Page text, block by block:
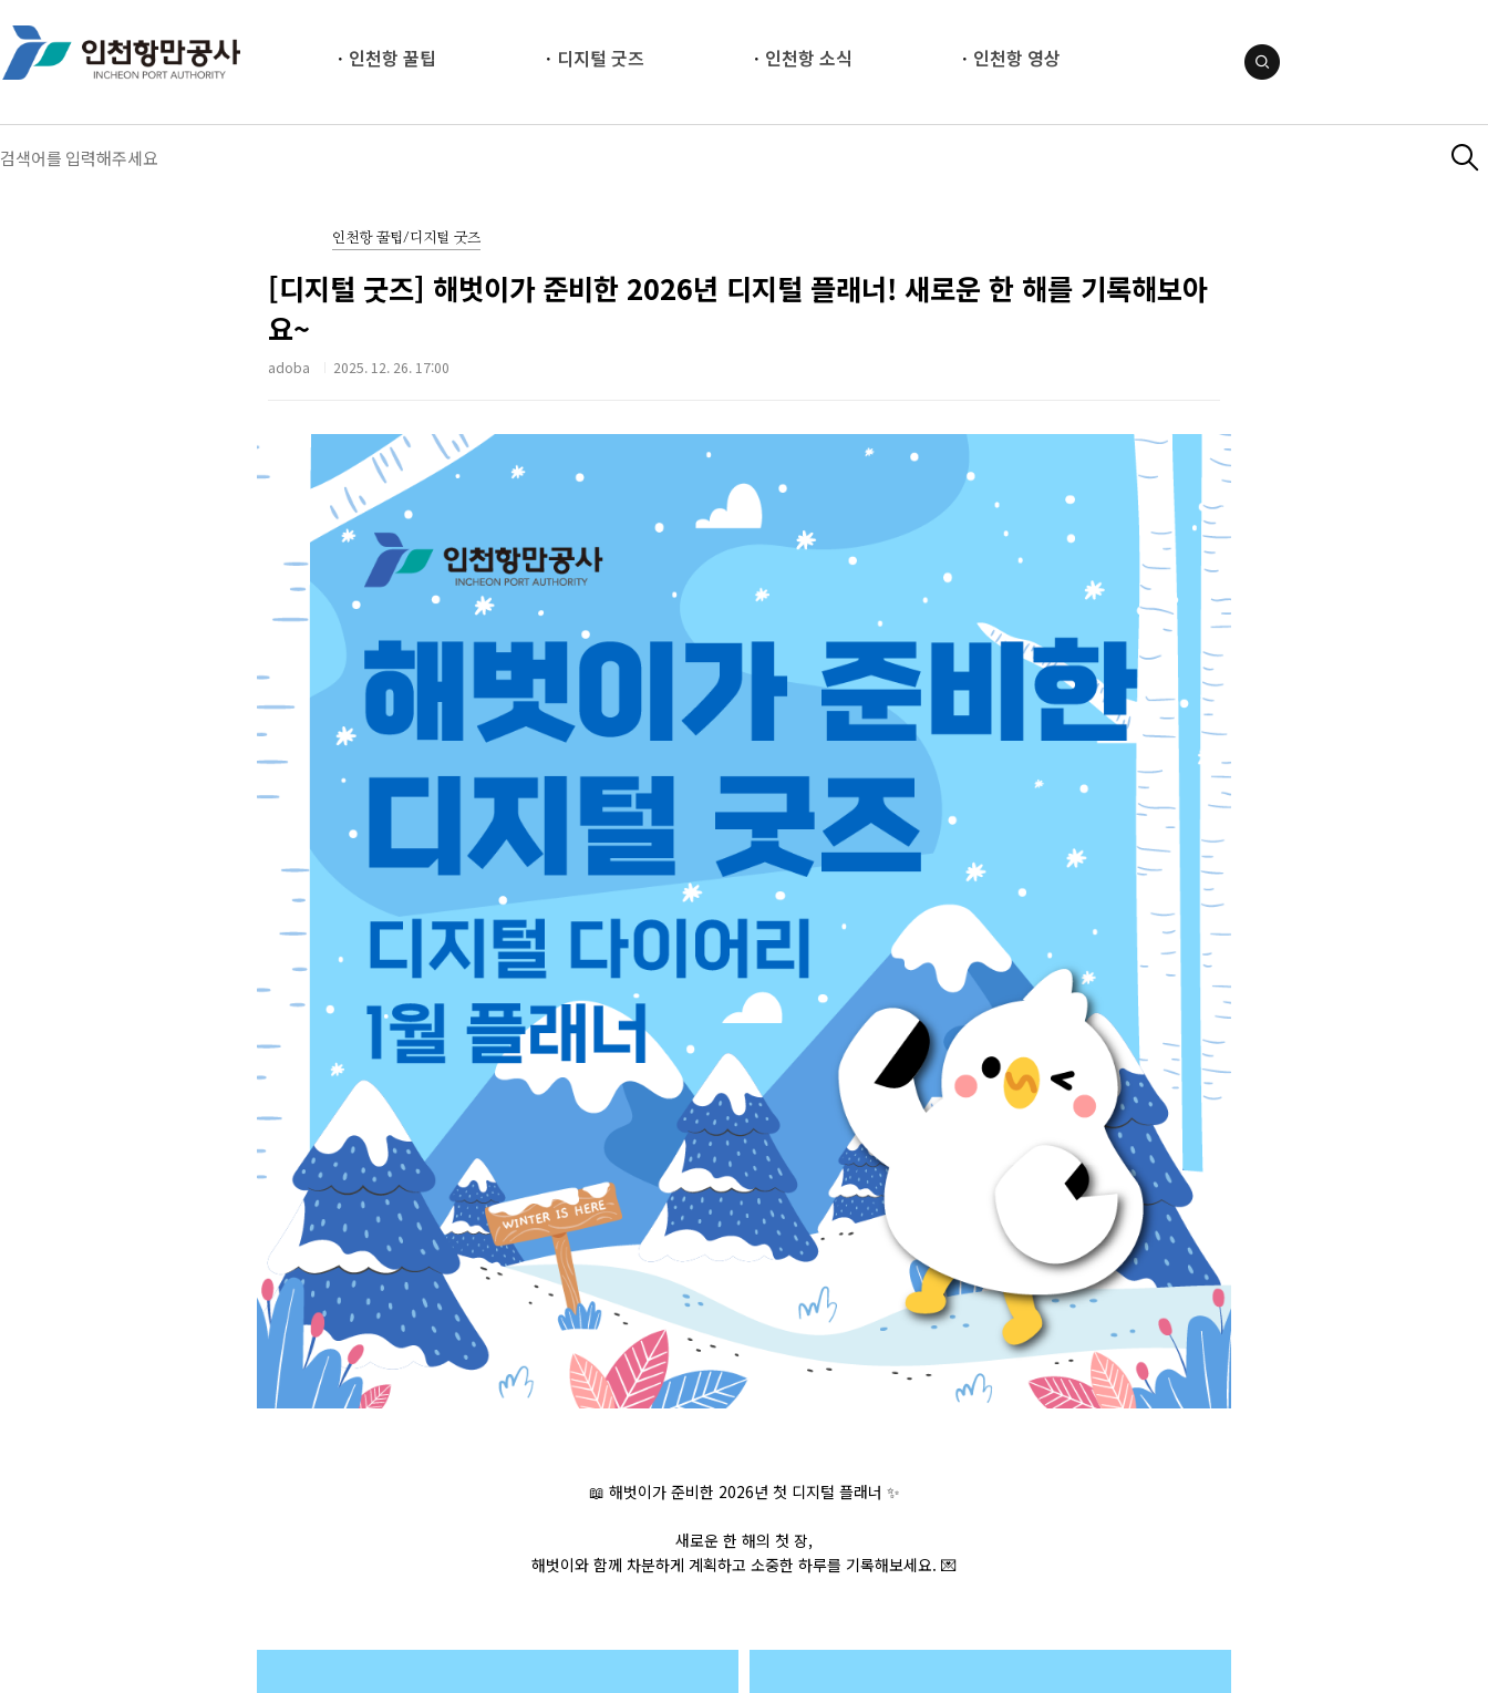
인천항 꿀팁 디지털 굿즈 인천항 소식 인천항 영상
인천항 꿀팁/디지털 굿즈
[디지털 굿즈] 해벗이가 준비한 2026년 디지털 플래너! 새로운 한 해를 기록해보아
요~
adoba 2025. 12. 26. 17:00
📖 해벗이가준비한 2026년 첫 디지털 플래너 ✨
새로운 한 해의 첫 장,
해벗이와 함께 차분하게 계획하고 소중한 하루를 기록해보세요. 💌